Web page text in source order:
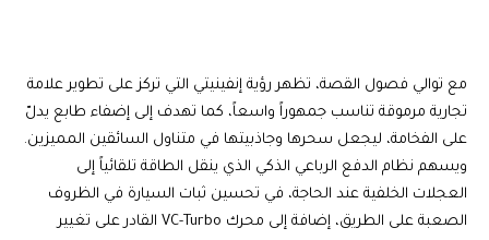
مع توالي فصول القصة، تظهر رؤية إنفينيتي التي تركز على تطوير علامة
تجارية مرموقة تناسب جمهوراً واسعاً، كما تهدف إلى إضفاء طابع يدلّ
على الفخامة، ليجعل سحرها وجاذبيتها في متناول السائقين المميزين.
ويسهم نظام الدفع الرباعي الذكي الذي ينقل الطاقة تلقائياً إلى
العجلات الخلفية عند الحاجة، في تحسين ثبات السيارة في الظروف
الصعبة على الطريق، إضافة إلى محرك VC-Turbo القادر على تغيير